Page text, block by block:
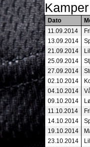
Dato
11.09.2014
13.09.2014
21.09.2014
25.09.2014
27.09.2014
02.10.2014
04.10.2014
09.10.2014
11.10.2014
14.10.2014
19.10.2014
23.10.2014